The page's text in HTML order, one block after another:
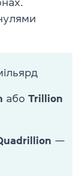
або Trillion
—